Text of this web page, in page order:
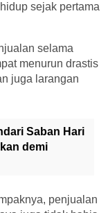
sejak pertama
selama
menurun drastis
juga larangan
Saban Hari
demi
penjualan